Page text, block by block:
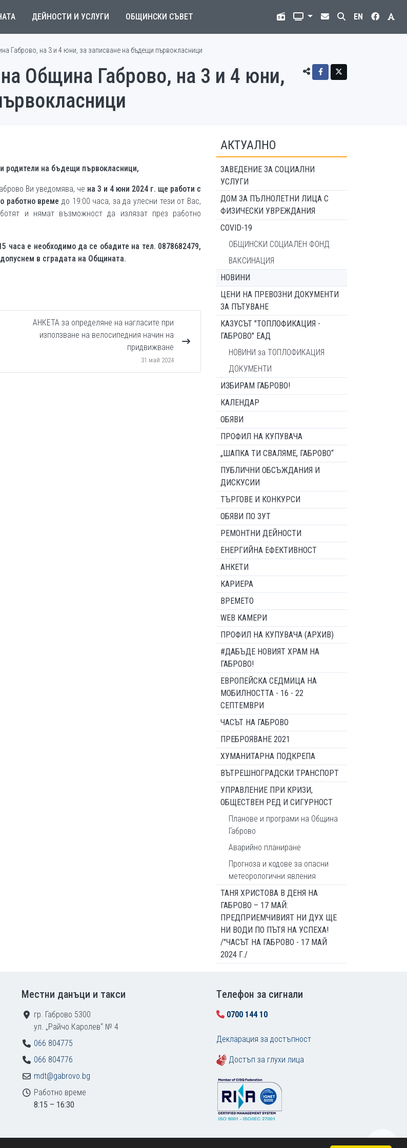
ДЕЙНОСТИ И УСЛУГИ ОБЩИНСКИ СЪВЕТ EN
Габрово, на 3 и 4 юни, за записване на бъдещи първокласници
Община Габрово, на 3 и 4 юни,
родители на бъдещи първокласници,
Ви уведомява, че на 3 и 4 юни 2024 г. ще работи с
работно време до 19:00 часа, за да улесни тези от Вас,
и нямат възможност да излязат през работно
часа е необходимо да се обадите на тел. 0878682479,
в сградата на Общината.
АНКЕТА за определяне на нагласите при
използване на велосипедния начин на
придвижване
31 май 2024
АКТУАЛНО
ЗАВЕДЕНИЕ ЗА СОЦИАЛНИ
УСЛУГИ
ДОМ ЗА ПЪЛНОЛЕТНИ ЛИЦА С
ФИЗИЧЕСКИ УВРЕЖДАНИЯ
COVID-19
ОБЩИНСКИ СОЦИАЛЕН ФОНД
ВАКСИНАЦИЯ
НОВИНИ
ЦЕНИ НА ПРЕВОЗНИ ДОКУМЕНТИ
ЗА ПЪТУВАНЕ
КАЗУСЪТ "ТОПЛОФИКАЦИЯ -
ГАБРОВО" ЕАД
НОВИНИ за ТОПЛОФИКАЦИЯ
ДОКУМЕНТИ
ИЗБИРАМ ГАБРОВО!
КАЛЕНДАР
ОБЯВИ
ПРОФИЛ НА КУПУВАЧА
„ШАПКА ТИ СВАЛЯМЕ, ГАБРОВО“
ПУБЛИЧНИ ОБСЪЖДАНИЯ И
ДИСКУСИИ
ТЪРГОВЕ И КОНКУРСИ
ОБЯВИ ПО ЗУТ
РЕМОНТНИ ДЕЙНОСТИ
ЕНЕРГИЙНА ЕФЕКТИВНОСТ
АНКЕТИ
КАРИЕРА
ВРЕМЕТО
WEB КАМЕРИ
ПРОФИЛ НА КУПУВАЧА (АРХИВ)
#ДАБЪДЕ НОВИЯТ ХРАМ НА
ГАБРОВО!
ЕВРОПЕЙСКА СЕДМИЦА НА
МОБИЛНОСТТА - 16 - 22
СЕПТЕМВРИ
ЧАСЪТ НА ГАБРОВО
ПРЕБРОЯВАНЕ 2021
ХУМАНИТАРНА ПОДКРЕПА
ВЪТРЕШНОГРАДСКИ ТРАНСПОРТ
УПРАВЛЕНИЕ ПРИ КРИЗИ,
ОБЩЕСТВЕН РЕД И СИГУРНОСТ
Планове и програми на Община
Габрово
Аварийно планиране
Прогноза и кодове за опасни
метеорологични явления
ТАНЯ ХРИСТОВА В ДЕНЯ НА
ГАБРОВО – 17 МАЙ:
ПРЕДПРИЕМЧИВИЯТ НИ ДУХ ЩЕ
НИ ВОДИ ПО ПЪТЯ НА УСПЕХА!
/"ЧАСЪТ НА ГАБРОВО - 17 МАЙ
2024 Г./
Местни данъци и такси
гр. Габрово 5300
ул. „Райчо Каролев“ № 4
066 804775
066 804776
mdt@gabrovo.bg
Работно време
8:15 – 16:30
Tелефон за сигнали
0700 144 10
Декларация за достъпност
Достъп за глухи лица